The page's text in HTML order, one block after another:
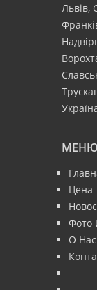
Львів,
МЕНЮ
Цена
Фото
О Нас